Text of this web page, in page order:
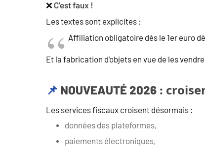
❌ C’est faux !
Les textes sont explicites :
Affiliation obligatoire dès le 1er euro
Et la fabrication d’objets en vue de les
📌 NOUVEAUTÉ 2026 :
Les services fiscaux croisent désormais :
données des plateformes,
paiements électroniques,